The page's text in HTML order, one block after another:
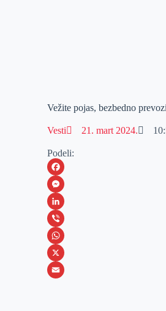
Vežite pojas, bezbedno
Vesti 21. mart 2024.
Podeli:
F
a
c
e
b
o
M
e
s
s
e
L
i
n
k
V
i
b
W
h
X